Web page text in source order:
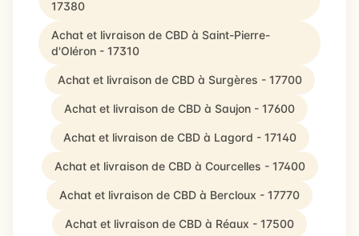
17380
Achat et livraison de CBD à Saint-Pierre-
d'Oléron - 17310
Achat et livraison de CBD à Surgères - 17700
Achat et livraison de CBD à Saujon - 17600
Achat et livraison de CBD à Lagord - 17140
Achat et livraison de CBD à Courcelles - 17400
Achat et livraison de CBD à Bercloux - 17770
Achat et livraison de CBD à Réaux - 17500